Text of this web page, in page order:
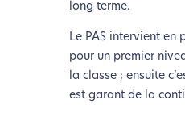
long terme.
Le PAS intervient en
pour un premier
la classe ; ensuite
est garant de la